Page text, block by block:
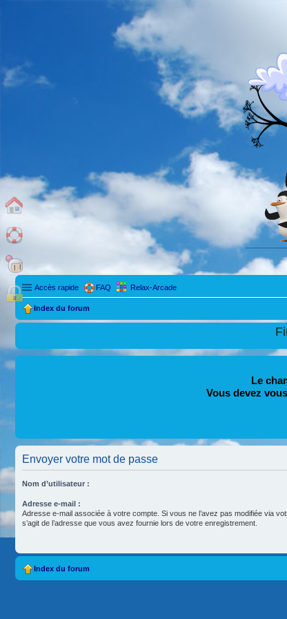
Accès rapide FAQ Relax-Arcade
Index du forum
Le
Vous devez
Envoyer votre mot de passe
Nom d’utilisateur :
Adresse e-mail :
Adresse e-mail associée à votre compte. Si vous ne l’avez pas modifiée via
s’agit de l’adresse que vous avez fournie lors de votre enregistrement.
Index du forum